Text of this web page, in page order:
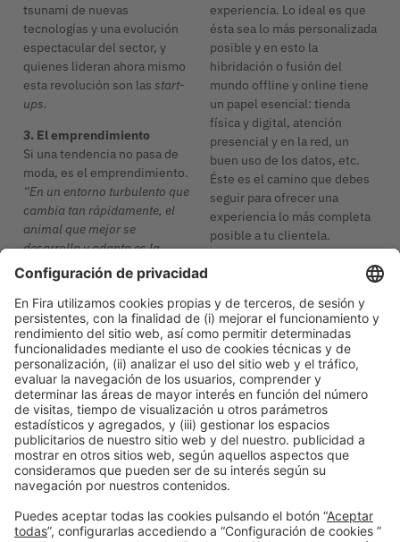
tsunami de nuevas
tecnologías y una evolución
espectacular del sector, y
quienes lideran ahora mismo
esta revolución son las start-
ups.
3. El emprendimiento
Si una tendencia no pasa de
moda, es el emprendimiento.
“En un entorno turbulento que
cambia tan rápidamente, el
animal que mejor se
desarrolla y adapta es la
start-up. Ésta es como un
surfista a la espera de olas.
Cuando llegan, dice: “¡Por ​​fin,
lo que estaba esperando!”. En
cambio, los grandes barcos
(las corporaciones) se ponen
en alerta y procuran evitarlas,
por miedo a los movimientos
bruscos. La persona
emprendedora es pequeña,
flexible y rápida, por lo que el
poder sigue estando en sus
manos”,explica Joan Riera.
experiencia. Lo ideal es que
ésta sea lo más personalizada
posible y en esto la
hibridación o fusión del
mundo offline y online tiene
un papel esencial: tienda
física y digital, atención
presencial y en la red, un
buen uso de los datos, etc.
Éste es el camino que debes
seguir para ofrecer una
experiencia lo más completa
posible a tu clientela.
Recuerda que Bizbarcelona te
tendencias que marcarán el
futuro de los negocios.
¡Toma nota de las fechas de
la próxima edición: 15 y 16
de octubre de 2025 en Fira
de Barcelona!